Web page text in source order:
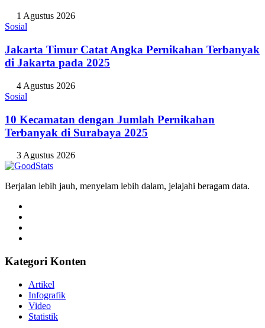
1 Agustus 2026
Sosial
Jakarta Timur Catat Angka Pernikahan Terbanyak
di Jakarta pada 2025
4 Agustus 2026
Sosial
10 Kecamatan dengan Jumlah Pernikahan
Terbanyak di Surabaya 2025
3 Agustus 2026
Berjalan lebih jauh, menyelam lebih dalam, jelajahi beragam data.
Kategori Konten
Artikel
Infografik
Video
Statistik